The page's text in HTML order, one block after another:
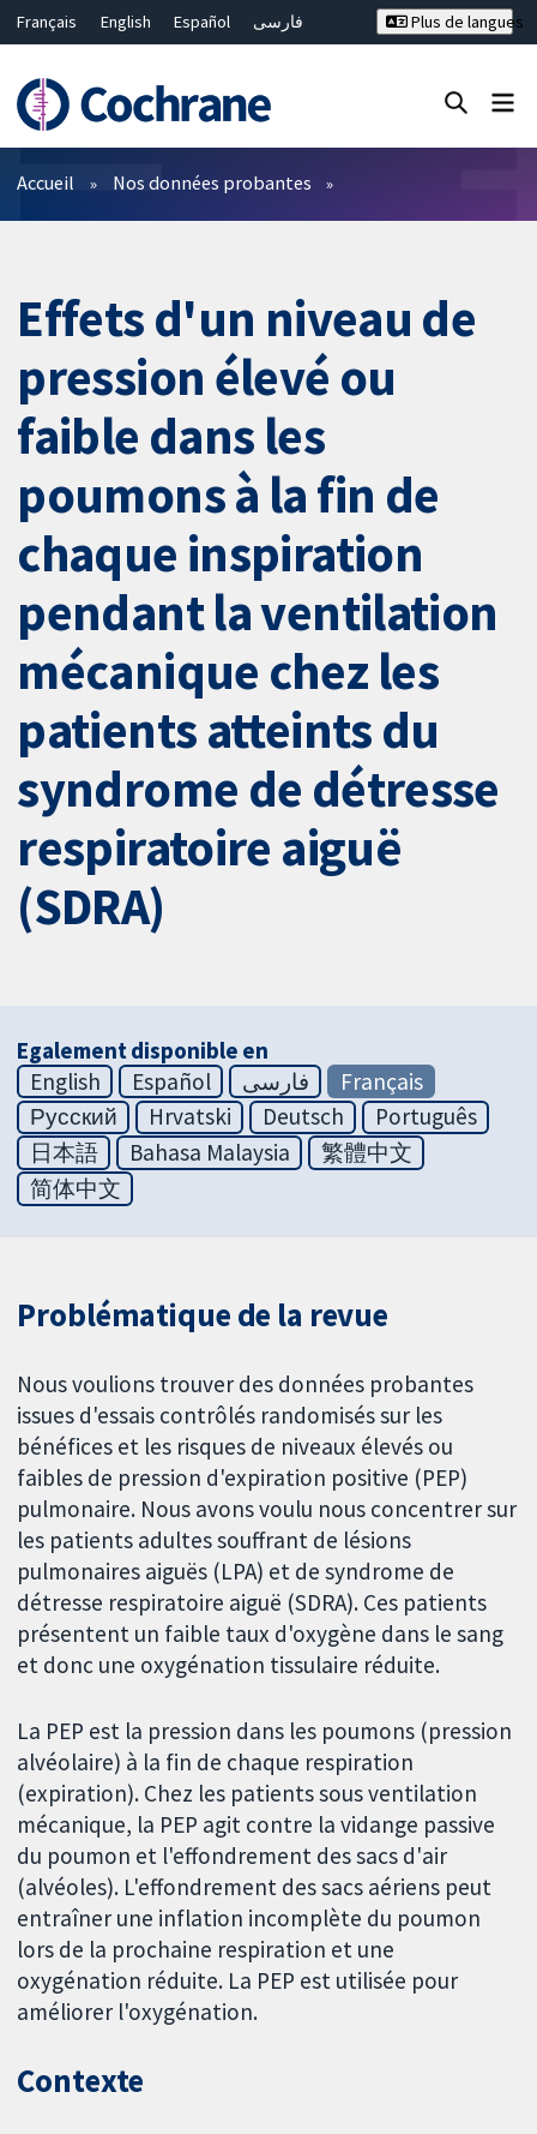
Français English Español
فارسی
Bahasa Malaysia
ไทย
繁體中文
简体中文
Plus de langues
Filtres
Accueil Nos données probantes
Effets d'un niveau de
pression élevé ou
faible dans les
poumons à la fin de
chaque inspiration
pendant la ventilation
mécanique chez les
patients atteints du
syndrome de détresse
respiratoire aiguë
(SDRA)
Egalement disponible en
English
Español فارسی
Français
Русский
Hrvatski Deutsch
Português
日本語
Bahasa Malaysia
繁體中文
简体中文
Problématique de la revue
Nous voulions trouver des données probantes
issues d'essais contrôlés randomisés sur les
bénéfices et les risques de niveaux élevés ou
faibles de pression d'expiration positive (PEP)
pulmonaire. Nous avons voulu nous concentrer sur
les patients adultes souffrant de lésions
pulmonaires aiguës (LPA) et de syndrome de
détresse respiratoire aiguë (SDRA). Ces patients
présentent un faible taux d'oxygène dans le sang
et donc une oxygénation tissulaire réduite.
La PEP est la pression dans les poumons (pression
alvéolaire) à la fin de chaque respiration
(expiration). Chez les patients sous ventilation
mécanique, la PEP agit contre la vidange passive
du poumon et l'effondrement des sacs d'air
(alvéoles). L'effondrement des sacs aériens peut
entraîner une inflation incomplète du poumon
lors de la prochaine respiration et une
oxygénation réduite. La PEP est utilisée pour
améliorer l'oxygénation.
Contexte